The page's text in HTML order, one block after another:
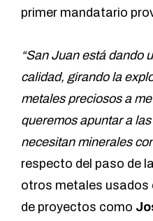
primer mandatario
“San Juan está dando
calidad, girando la
metales preciosos a
queremos apuntar a
necesitan minerales
respecto del paso de
otros metales usados
de proyectos como